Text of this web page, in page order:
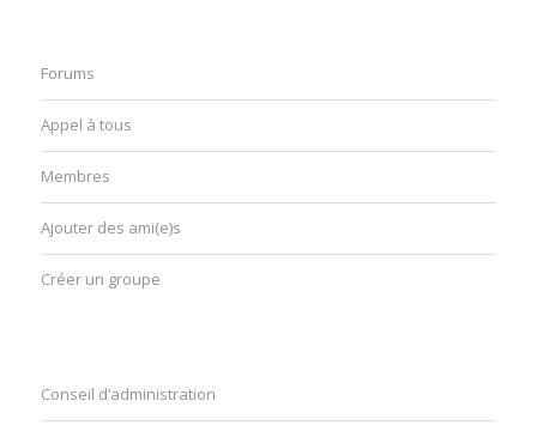
Forums
Appel à tous
Membres
Ajouter des ami(e)s
Créer un groupe
Conseil d’administration